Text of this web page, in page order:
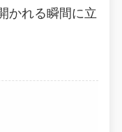
かれる瞬間に立